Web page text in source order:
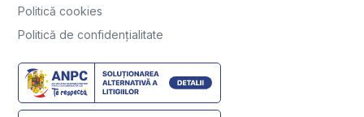
Politică cookies
Politică de confidențialitate